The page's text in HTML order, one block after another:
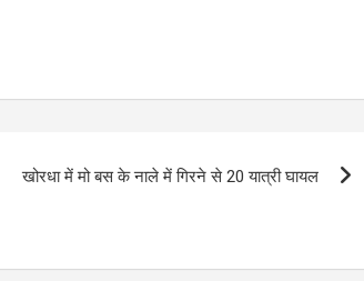
खोरधा में मो बस के नाले में गिरने से 20 यात्री घायल